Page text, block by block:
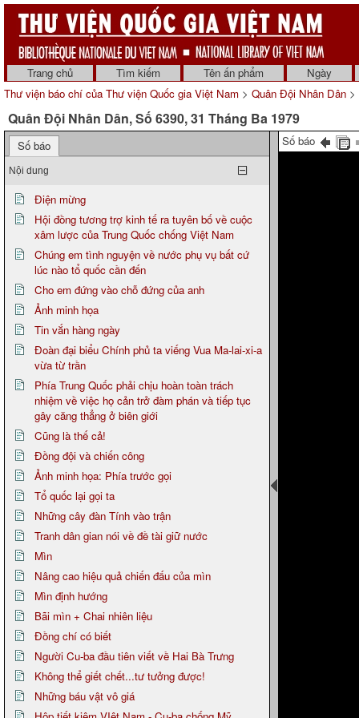
Trang chủ Tìm kiếm Tên ấn phẩm Ngày
Thư viện báo chí của Thư viện Quốc gia Việt Nam > Quân Đội Nhân Dân >
Quân Đội Nhân Dân, Số 6390, 31 Tháng Ba 1979
Số báo
Nội dung
Điện mừng
Hội đồng tương trợ kinh tế ra tuyên bố về cuộc
xâm lược của Trung Quốc chống Việt Nam
Chúng em tình nguyện về nước phụ vụ bất cứ
lúc nào tổ quốc cần đến
Cho em đứng vào chỗ đứng của anh
Ảnh minh họa
Tin vắn hàng ngày
Đoàn đại biểu Chính phủ ta viếng Vua Ma-lai-xi-a
vừa từ trần
Phía Trung Quốc phải chịu hoàn toàn trách
nhiệm về việc họ cản trở đàm phán và tiếp tục
gây căng thẳng ở biên giới
Cũng là thế cả!
Đồng đội và chiến công
Ảnh minh họa: Phía trước gọi
Tổ quốc lại gọi ta
Những cây đàn Tính vào trận
Tranh dân gian nói về đề tài giữ nước
Mìn
Nâng cao hiệu quả chiến đấu của mìn
Mìn định hướng
Bãi mìn + Chai nhiên liệu
Đồng chí có biết
Người Cu-ba đầu tiên viết về Hai Bà Trưng
Không thể giết chết...tư tưởng được!
Những báu vật vô giá
Số báo